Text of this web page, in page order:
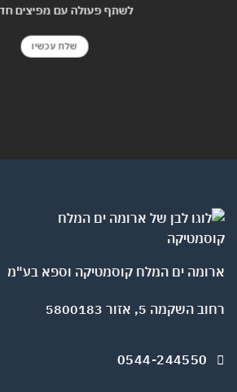
לשתף פעולה עם מפיצים חדשים.
שלח עכשיו
ים המלח קוסמטיקה וספא בע"מ
5, אזור 5800183
0544-244550